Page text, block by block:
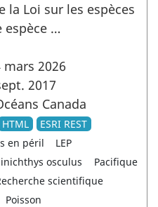
la Loi sur les espèces
espèce …
mars 2026
2017
Canada
HTML ESRI REST
en péril
LEP
osculus
Pacifique
scientifique
Poisson